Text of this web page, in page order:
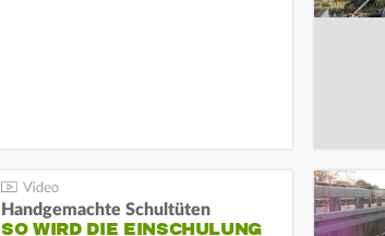
Handgemachte Schultüten
SO WIRD DIE EINSCHULUNG